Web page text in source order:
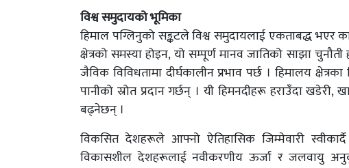
विश्व समुदायको भूमिका
हिमाल पग्लिनुको सङ्कटले विश्व समुदायलाई एकताबद्ध भएर
क्षेत्रको समस्या होइन, यो सम्पूर्ण मानव जातिको साझा
जैविक विविधतामा दीर्घकालीन प्रभाव पर्छ । हिमालय
पानीको स्रोत प्रदान गर्छन् । यी हिमनदीहरू हराउँदा
बढ्नेछन् ।
विकसित देशहरूले आफ्नो ऐतिहासिक जिम्मेवारी
विकासशील देशहरूलाई नवीकरणीय ऊर्जा र जलवायु